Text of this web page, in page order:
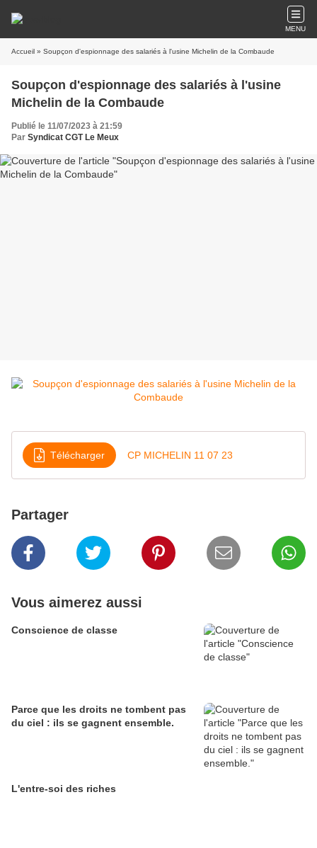
MENU
Accueil » Soupçon d'espionnage des salariés à l'usine Michelin de la Combaude
Soupçon d'espionnage des salariés à l'usine
Michelin de la Combaude
Publié le 11/07/2023 à 21:59
Par Syndicat CGT Le Meux
Télécharger CP MICHELIN 11 07 23
Partager
Vous aimerez aussi
Conscience de classe
Parce que les droits ne tombent pas
du ciel : ils se gagnent ensemble.
L'entre-soi des riches